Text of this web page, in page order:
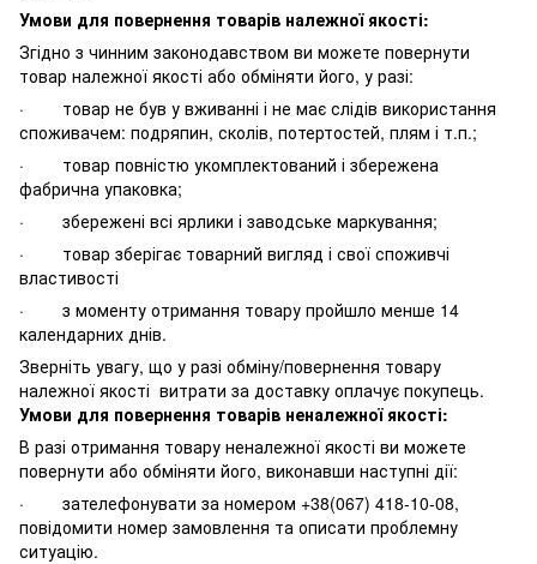
Умови для повернення товарів належної якості:
Згідно з чинним законодавством ви можете повернути
товар належної якості або обміняти його, у разі:
· товар не був у вживанні і не має слідів використання
споживачем: подряпин, сколів, потертостей, плям і т.п.;
· товар повністю укомплектований і збережена
фабрична упаковка;
· збережені всі ярлики і заводське маркування;
· товар зберігає товарний вигляд і свої споживчі
властивості
· з моменту отримання товару пройшло менше 14
календарних днів.
Зверніть увагу, що у разі обміну/повернення товару
належної якості витрати за доставку оплачує покупець.
Умови для повернення товарів неналежної якості:
В разі отримання товару неналежної якості ви можете
повернути або обміняти його, виконавши наступні дії:
· зателефонувати за номером +38(067) 418-10-08,
повідомити номер замовлення та описати проблемну
ситуацію.